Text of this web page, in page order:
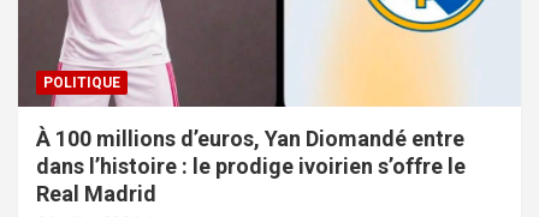
POLITIQUE
À 100 millions d’euros, Yan Diomandé entre
dans l’histoire : le prodige ivoirien s’offre le
Real Madrid